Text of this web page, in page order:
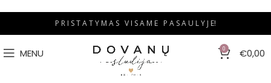
P R I S T A T Y M A S V I S A M E P A S A U L Y J E!
MENU 0 €0,00